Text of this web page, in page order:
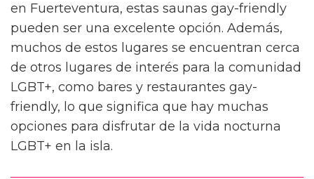
en Fuerteventura, estas saunas gay-friendly
pueden ser una excelente opción. Además,
muchos de estos lugares se encuentran cerca
de otros lugares de interés para la comunidad
LGBT+, como bares y restaurantes gay-
friendly, lo que significa que hay muchas
opciones para disfrutar de la vida nocturna
LGBT+ en la isla.